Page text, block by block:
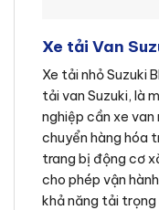
Xe tải Van
Xe tải nhỏ Suzuki
tải van Suzuki, là
nghiệp cần xe van
chuyển hàng hóa
trang bị động cơ
cho phép vận
khả năng tải